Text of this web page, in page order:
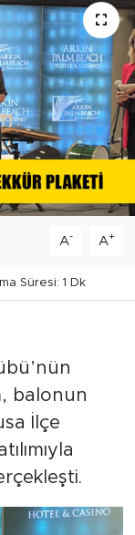
A- A+
Süresi: 1 Dk
balonun
İlçe